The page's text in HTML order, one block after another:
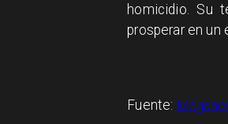
homicidio. Su
prosperar en un
Fuente: